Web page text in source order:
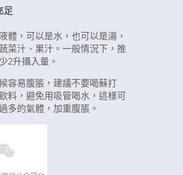
足
體，可以是水，也可以是湯，
菜汁、果汁。一般情況下，推
2升攝入量。
容易腹脹，建議不要喝蘇打
料，避免用吸管喝水，這樣可
多的氣體，加重腹脹。